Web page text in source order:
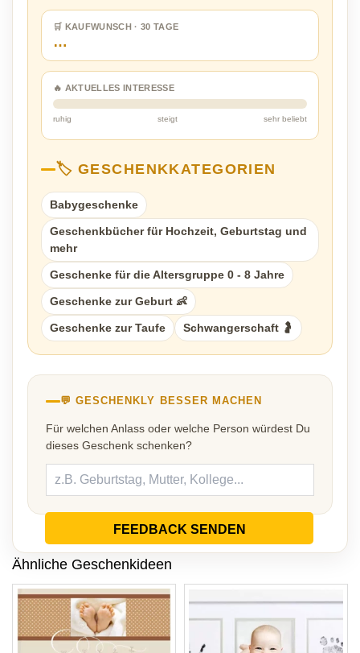
🛒 KAUFWUNSCH · 30 TAGE
…
🔥 AKTUELLES INTERESSE
ruhig steigt sehr beliebt
🏷️ GESCHENKKATEGORIEN
Babygeschenke
Geschenkbücher für Hochzeit, Geburtstag und
mehr
Geschenke für die Altersgruppe 0 - 8 Jahre
Geschenke zur Geburt 👶
Geschenke zur Taufe Schwangerschaft 🤰
💬 GESCHENKLY BESSER MACHEN
Für welchen Anlass oder welche Person würdest Du
dieses Geschenk schenken?
FEEDBACK SENDEN
Ähnliche Geschenkideen